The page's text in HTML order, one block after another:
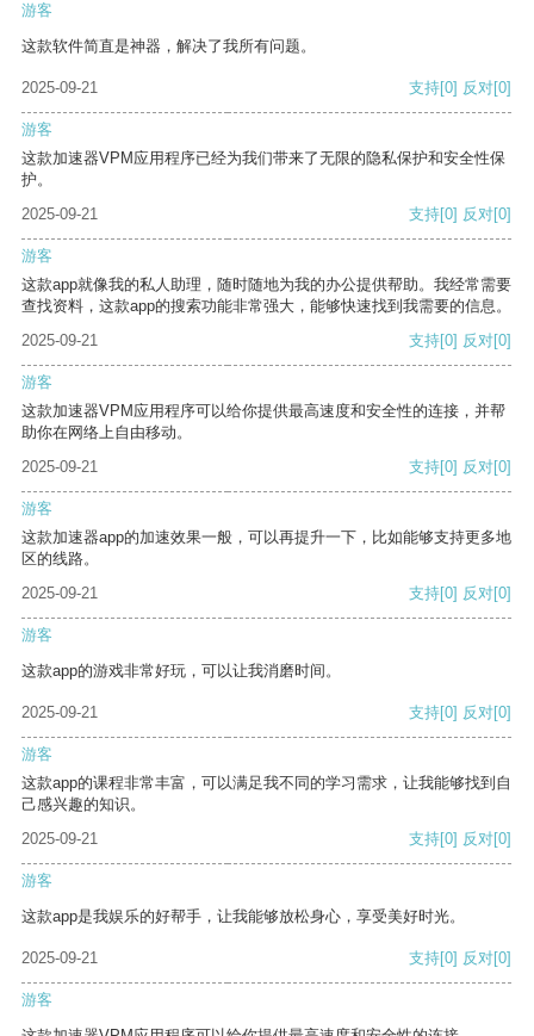
游客
这款软件简直是神器，解决了我所有问题。
2025-09-21 支持[0] 反对[0]
游客
这款加速器VPM应用程序已经为我们带来了无限的隐私保护和安全性保
护。
2025-09-21
支持[0] 反对[0]
游客
这款app就像我的私人助理，随时随地为我的办公提供帮助。我经常需要
查找资料，这款app的搜索功能非常强大，能够快速找到我需要的信息。
2025-09-21
支持[0] 反对[0]
游客
这款加速器VPM应用程序可以给你提供最高速度和安全性的连接，并帮
助你在网络上自由移动。
2025-09-21
支持[0] 反对[0]
游客
这款加速器app的加速效果一般，可以再提升一下，比如能够支持更多地
区的线路。
2025-09-21
支持[0] 反对[0]
游客
这款app的游戏非常好玩，可以让我消磨时间。
2025-09-21 支持[0] 反对[0]
游客
这款app的课程非常丰富，可以满足我不同的学习需求，让我能够找到自
己感兴趣的知识。
2025-09-21
支持[0] 反对[0]
游客
这款app是我娱乐的好帮手，让我能够放松身心，享受美好时光。
2025-09-21 支持[0] 反对[0]
游客